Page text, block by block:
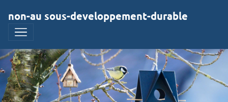
non-au sous-developpement-durable